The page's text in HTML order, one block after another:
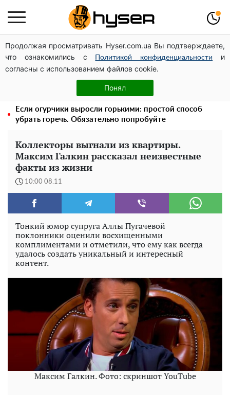
Продолжая просматривать Hyser.com.ua Вы подтверждаете,
что ознакомились с
Политикой конфиденциальности
и
согласны с использованием файлов cookie.
Понял
Дроны с наценкой: Александр Конотопский вывел
миллионы оборонного бюджета через фиктивную
фирму в Эстонии
Полностью голая Анна Тринчер блеснула
"прелестями": таких размеров вы еще не видели
Если огурчики выросли горькими: простой способ
убрать горечь. Обязательно попробуйте
Коллекторы выгнали из квартиры.
Максим Галкин рассказал неизвестные
факты из жизни
10:00 08.11
Тонкий юмор супруга Аллы Пугачевой
поклонники оценили восхищенными
комплиментами и отметили, что ему как всегда
удалось создать уникальный и интересный
контент.
Максим Галкин. Фото: скриншот YouTube